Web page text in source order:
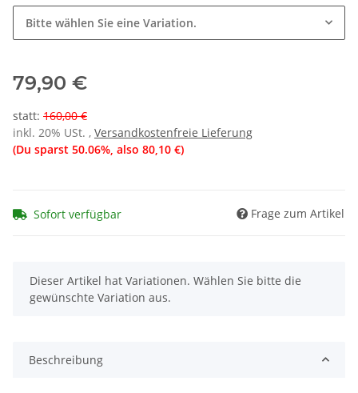
Bitte wählen Sie eine Variation.
79,90 €
statt: 160,00 €
inkl. 20% USt. , Versandkostenfreie Lieferung
(Du sparst 50.06%, also 80,10 €)
Sofort verfügbar Frage zum Artikel
x
Dieser Artikel hat Variationen. Wählen Sie bitte die
gewünschte Variation aus.
Beschreibung